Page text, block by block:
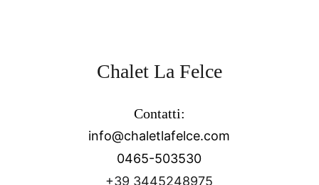
Contatti:
info@chaletlafelce.com
0465-503530
+39 3445248975
Chalet La Felce